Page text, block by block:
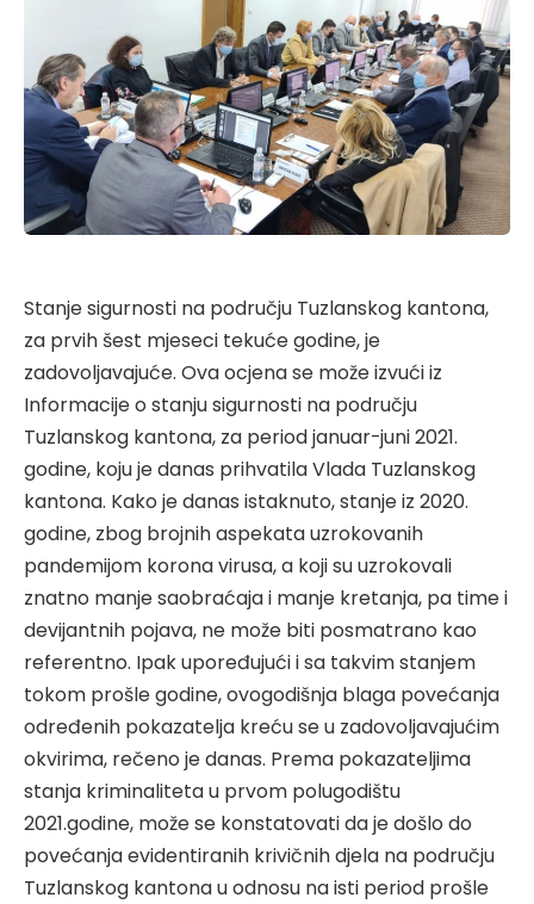
Stanje sigurnosti na području Tuzlanskog kantona,
za prvih šest mjeseci tekuće godine, je
zadovoljavajuće. Ova ocjena se može izvući iz
Informacije o stanju sigurnosti na području
Tuzlanskog kantona, za period januar-juni 2021.
godine, koju je danas prihvatila Vlada Tuzlanskog
kantona. Kako je danas istaknuto, stanje iz 2020.
godine, zbog brojnih aspekata uzrokovanih
pandemijom korona virusa, a koji su uzrokovali
znatno manje saobraćaja i manje kretanja, pa time i
devijantnih pojava, ne može biti posmatrano kao
referentno. Ipak upoređujući i sa takvim stanjem
tokom prošle godine, ovogodišnja blaga povećanja
određenih pokazatelja kreću se u zadovoljavajućim
okvirima, rečeno je danas. Prema pokazateljima
stanja kriminaliteta u prvom polugodištu
2021.godine, može se konstatovati da je došlo do
povećanja evidentiranih krivičnih djela na području
Tuzlanskog kantona u odnosu na isti period prošle